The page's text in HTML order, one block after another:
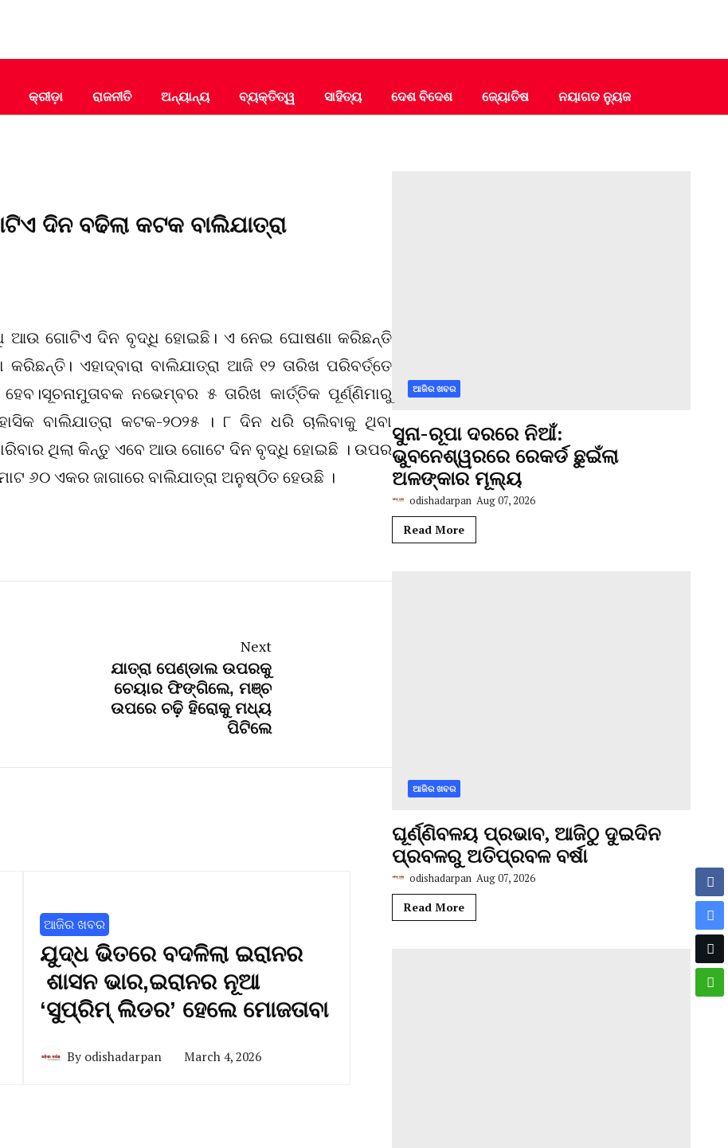
କ୍ରୀଡ଼ା ରାଜନୀତି ଅନ୍ୟାନ୍ୟ ବ୍ୟକ୍ତିତ୍ୱ ସାହିତ୍ୟ ଦେଶ ବିଦେଶ ଜ୍ୟୋତିଷ ନୟାଗଡ ନ୍ୟୁଜ
ଦିନ ବଢିଲା କଟକ ବାଲିଯାତ୍ରା
ଆଉ ଗୋଟିଏ ଦିନ ବୃଦ୍ଧି ହୋଇଛି। ଏ ନେଇ ଘୋଷଣା କରିଛନ୍ତି
ଏହାଦ୍ବାରା ବାଲିଯାତ୍ରା ଆଜି ୧୨ ତାରିଖ ପରିବର୍ତ୍ତେ
ନଭେମ୍ବର ୫ ତାରିଖ କାର୍ତ୍ତିକ ପୂର୍ଣ୍ଣିମାରୁ
ବାଲିଯାତ୍ରା କଟକ-୨୦୨୫ । ୮ ଦିନ ଧରି ଚାଲିବାକୁ ଥିବା
ଥିଲା କିନ୍ତୁ ଏବେ ଆଉ ଗୋଟେ ଦିନ ବୃଦ୍ଧି ହୋଇଛି । ଉପର
୬୦ ଏକର ଜାଗାରେ ବାଲିଯାତ୍ରା ଅନୁଷ୍ଠିତ ହେଉଛି ।
Next
ଯାତ୍ରା ପେଣ୍ଡାଲ ଉପରକୁ
ଚେୟାର ଫିଙ୍ଗିଲେ, ମଞ୍ଚ
ଉପରେ ଚଢ଼ି ହିରୋକୁ ମଧ୍ୟ
ପିଟିଲେ
ଆଜିର ଖବର
ଯୁଦ୍ଧ ଭିତରେ ବଦଳିଲା ଇରାନର
ଶାସନ ଭାର,ଇରାନର ନୂଆ
‘ସୁପ୍ରିମ୍ ଲିଡର’ ହେଲେ ମୋଜତାବା
By odishadarpan March 4, 2026
ଆଜିର ଖବର
ସୁନା-ରୂପା ଦରରେ ନିଆଁ:
ଭୁବନେଶ୍ୱରରେ ରେକର୍ଡ ଛୁଇଁଲା
ଅଳଙ୍କାର ମୂଲ୍ୟ
odishadarpan Aug 07, 2026
Read More
ଆଜିର ଖବର
ଘୂର୍ଣ୍ଣିବଳୟ ପ୍ରଭାବ, ଆଜିଠୁ ଦୁଇଦିନ
ପ୍ରବଳରୁ ଅତିପ୍ରବଳ ବର୍ଷା
odishadarpan Aug 07, 2026
Read More